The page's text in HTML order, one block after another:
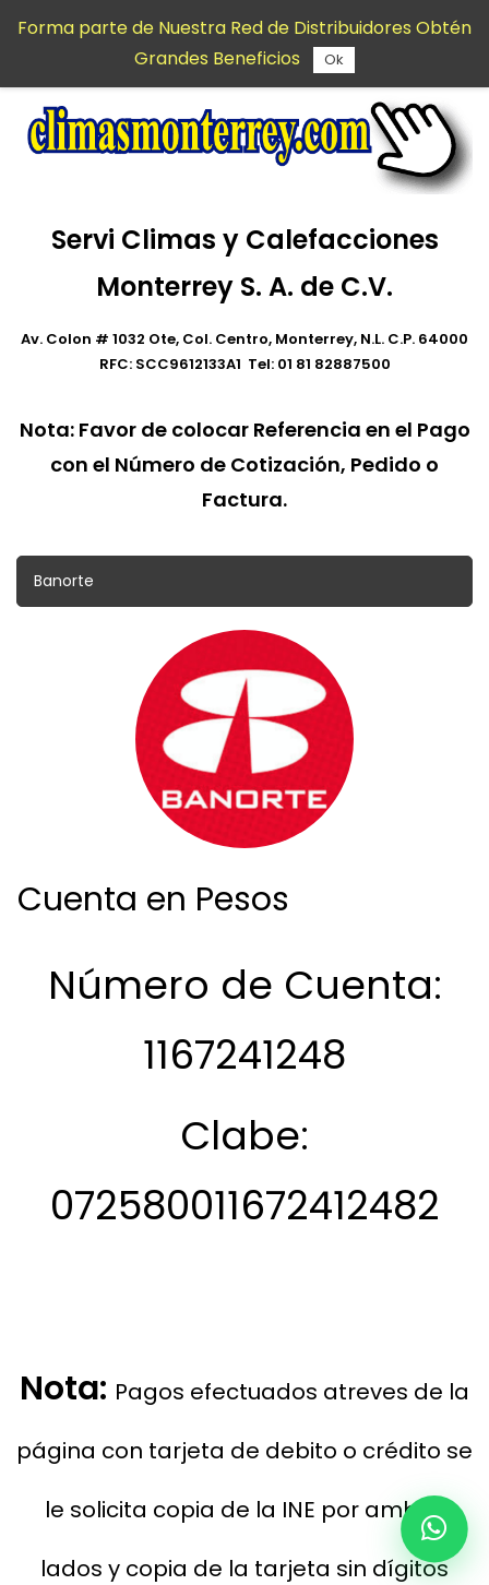
contenido
Servi Climas y Calefacciones
Monterrey S. A. de C.V.
Av. Colon # 1032 Ote, Col. Centro, Monterrey, N.L. C.P. 64000
RFC: SCC9612133A1 Tel: 01 81 82887500
Nota: Favor de colocar Referencia en el Pago
con el Número de Cotización, Pedido o
Factura.
Banorte
Cuenta en Pesos
Número de Cuenta:
1167241248
Clabe:
072580011672412482
Nota: Pagos efectuados atreves de la
página con tarjeta de debito o crédito se
le solicita copia de la INE por ambos
lados y copia de la tarjeta sin dígitos
Forma parte de Nuestra Red de Distribuidores Obtén
Grandes Beneficios
Ok